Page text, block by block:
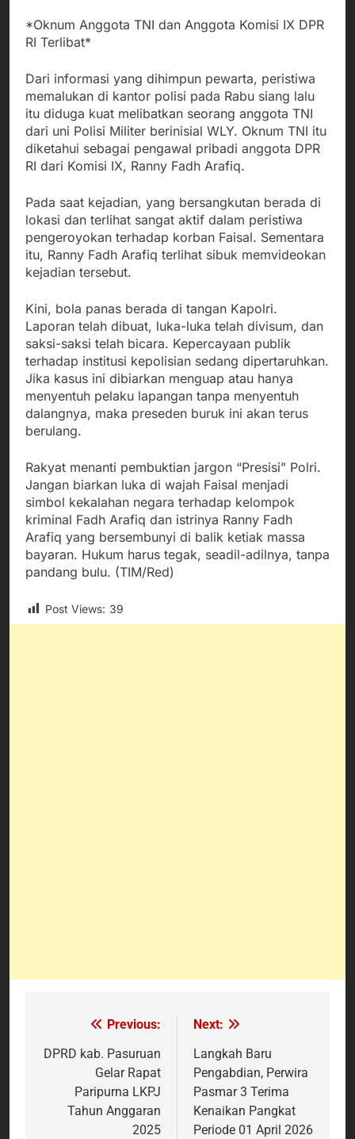
*Oknum Anggota TNI dan Anggota Komisi IX DPR
RI Terlibat*
Dari informasi yang dihimpun pewarta, peristiwa
memalukan di kantor polisi pada Rabu siang lalu
itu diduga kuat melibatkan seorang anggota TNI
dari uni Polisi Militer berinisial WLY. Oknum TNI itu
diketahui sebagai pengawal pribadi anggota DPR
RI dari Komisi IX, Ranny Fadh Arafiq.
Pada saat kejadian, yang bersangkutan berada di
lokasi dan terlihat sangat aktif dalam peristiwa
pengeroyokan terhadap korban Faisal. Sementara
itu, Ranny Fadh Arafiq terlihat sibuk memvideokan
kejadian tersebut.
Kini, bola panas berada di tangan Kapolri.
Laporan telah dibuat, luka-luka telah divisum, dan
saksi-saksi telah bicara. Kepercayaan publik
terhadap institusi kepolisian sedang dipertaruhkan.
Jika kasus ini dibiarkan menguap atau hanya
menyentuh pelaku lapangan tanpa menyentuh
dalangnya, maka preseden buruk ini akan terus
berulang.
Rakyat menanti pembuktian jargon “Presisi” Polri.
Jangan biarkan luka di wajah Faisal menjadi
simbol kekalahan negara terhadap kelompok
kriminal Fadh Arafiq dan istrinya Ranny Fadh
Arafiq yang bersembunyi di balik ketiak massa
bayaran. Hukum harus tegak, seadil-adilnya, tanpa
pandang bulu. (TIM/Red)
Post Views: 39
Navigasi
pos
Previous:
DPRD kab. Pasuruan
Gelar Rapat
Paripurna LKPJ
Tahun Anggaran
2025
Next:
Langkah Baru
Pengabdian, Perwira
Pasmar 3 Terima
Kenaikan Pangkat
Periode 01 April 2026